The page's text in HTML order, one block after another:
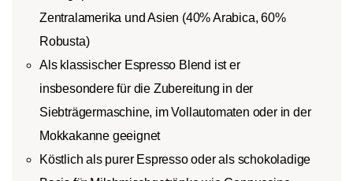
Zentralamerika und Asien (40% Arabica, 60%
Robusta)
Als klassischer Espresso Blend ist er
insbesondere für die Zubereitung in der
Siebträgermaschine, im Vollautomaten oder in der
Mokkakanne geeignet
Köstlich als purer Espresso oder als schokoladige